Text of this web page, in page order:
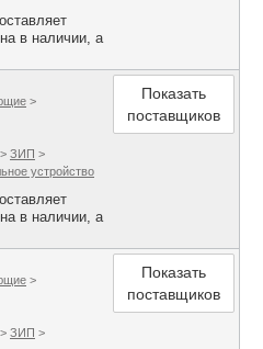
в наличии, а
>
> ЗИП >
устройство
в наличии, а
Показать
поставщиков
>
> ЗИП >
Показать
поставщиков